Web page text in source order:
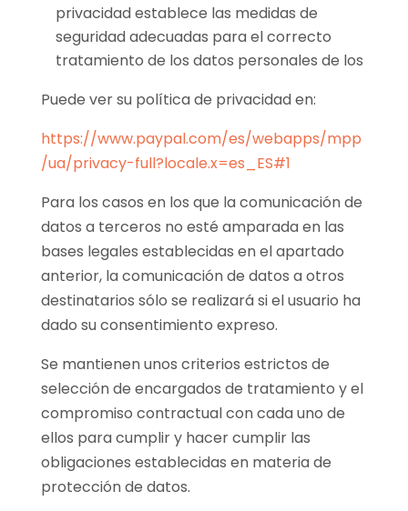
privacidad establece las medidas de
seguridad adecuadas para el correcto
tratamiento de los datos personales de los
Puede ver su política de privacidad en:
https://www.paypal.com/es/webapps/mpp
/ua/privacy-full?locale.x=es_ES#1
Para los casos en los que la comunicación de
datos a terceros no esté amparada en las
bases legales establecidas en el apartado
anterior, la comunicación de datos a otros
destinatarios sólo se realizará si el usuario ha
dado su consentimiento expreso.
Se mantienen unos criterios estrictos de
selección de encargados de tratamiento y el
compromiso contractual con cada uno de
ellos para cumplir y hacer cumplir las
obligaciones establecidas en materia de
protección de datos.